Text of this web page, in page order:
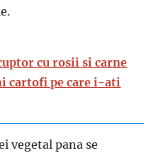
cu rosii si carne
cartofi pe care i-ati
vegetal pana se